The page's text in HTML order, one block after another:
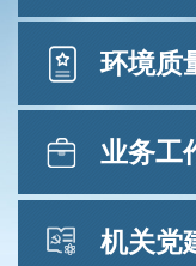
生态环境部公
地表水环境质
“扎实做好生
孙金龙
黄
郭 芳
廖
（一）负责
度。会同有关
规划并组织实
中央有关文件
环境质
生态环境状况
中国生态环境
生态环境统计
业务工
中央生态环境
机关党